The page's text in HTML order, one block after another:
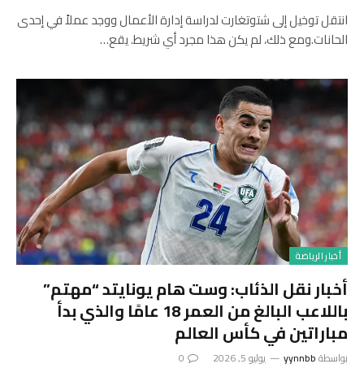
انتقل توخيل إلى شتوتغارت لدراسة إدارة الأعمال ووجد عملاً في إحدى
الحانات.ومع ذلك، لم يكن هذا مجرد أي شريط. يقع…
أخبار الرياضة
أخبار نقل الذئاب: وست هام يونايتد “مهتم”
باللاعب البالغ من العمر 18 عامًا والذي بدأ
مباراتين في كأس العالم
بواسطةyynnbb يوليو 5, 2026 0